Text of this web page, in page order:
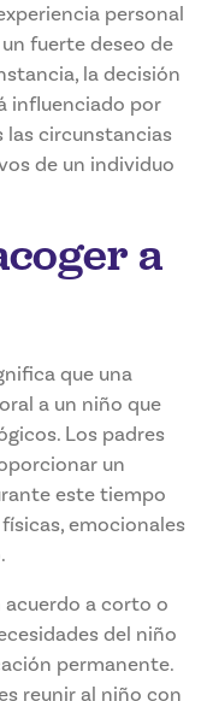
personal
fuerte deseo de
la decisión
influenciado por
las circunstancias
de un individuo
a
que una
a un niño que
Los padres
un
este tiempo
emocionales
acuerdo a corto o
del niño
permanente.
reunir al niño con